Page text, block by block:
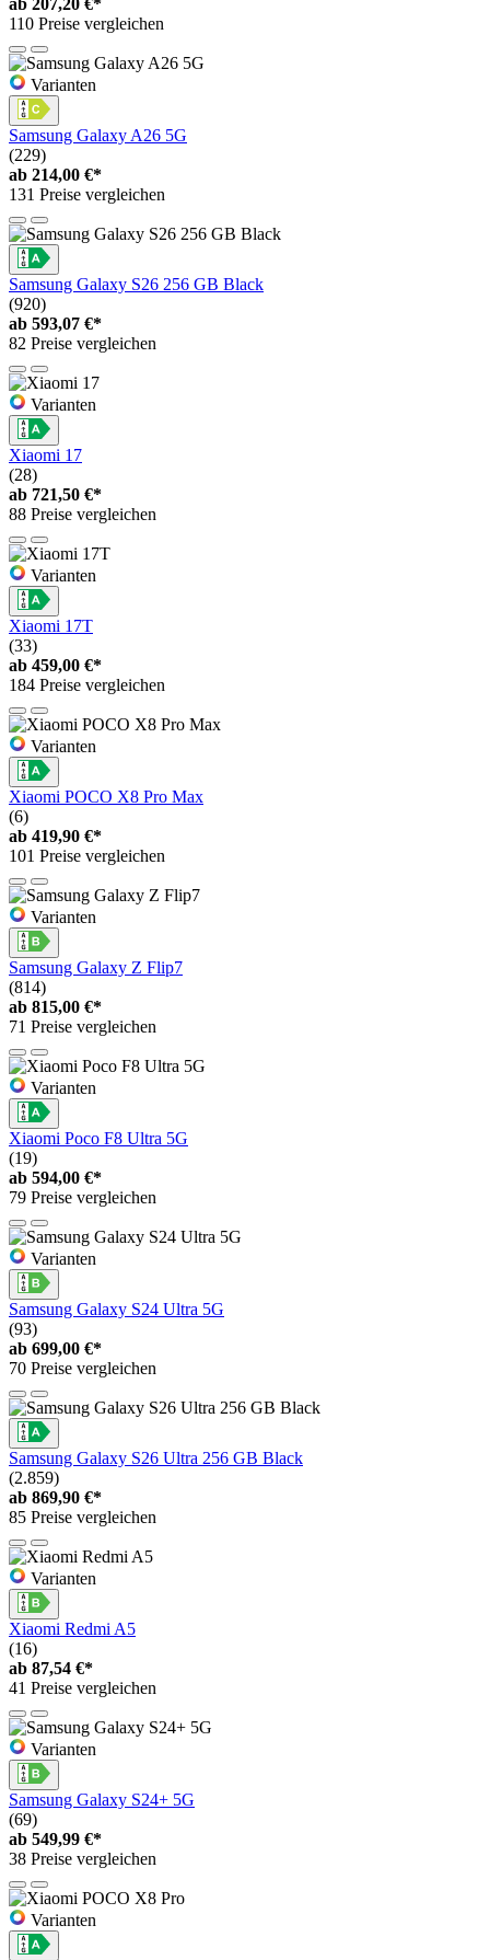
ab 207,20 €*
110 Preise vergleichen
Varianten
Samsung Galaxy A26 5G
(229)
ab 214,00 €*
131 Preise vergleichen
Samsung Galaxy S26 256 GB Black
(920)
ab 593,07 €*
82 Preise vergleichen
Varianten
Xiaomi 17
(28)
ab 721,50 €*
88 Preise vergleichen
Varianten
Xiaomi 17T
(33)
ab 459,00 €*
184 Preise vergleichen
Varianten
Xiaomi POCO X8 Pro Max
(6)
ab 419,90 €*
101 Preise vergleichen
Varianten
Samsung Galaxy Z Flip7
(814)
ab 815,00 €*
71 Preise vergleichen
Varianten
Xiaomi Poco F8 Ultra 5G
(19)
ab 594,00 €*
79 Preise vergleichen
Varianten
Samsung Galaxy S24 Ultra 5G
(93)
ab 699,00 €*
70 Preise vergleichen
Samsung Galaxy S26 Ultra 256 GB Black
(2.859)
ab 869,90 €*
85 Preise vergleichen
Varianten
Xiaomi Redmi A5
(16)
ab 87,54 €*
41 Preise vergleichen
Varianten
Samsung Galaxy S24+ 5G
(69)
ab 549,99 €*
38 Preise vergleichen
Varianten